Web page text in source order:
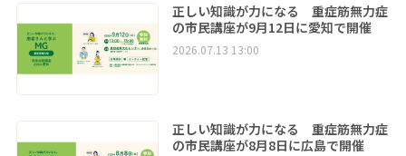
正しい知識が力になる 重症筋無力症
の市民講座が9月12日に愛知で開催
2026.07.13 13:00
正しい知識が力になる 重症筋無力症
の市民講座が8月8日に広島で開催